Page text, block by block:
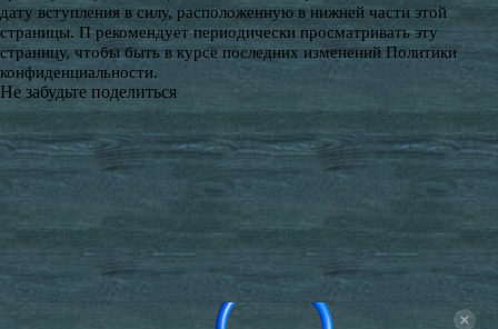
дату вступления в силу, расположенную в нижней части этой
страницы. П рекомендует периодически просматривать эту
страницу, чтобы быть в курсе последних изменений Политики
конфиденциальности.
Не забудьте поделиться